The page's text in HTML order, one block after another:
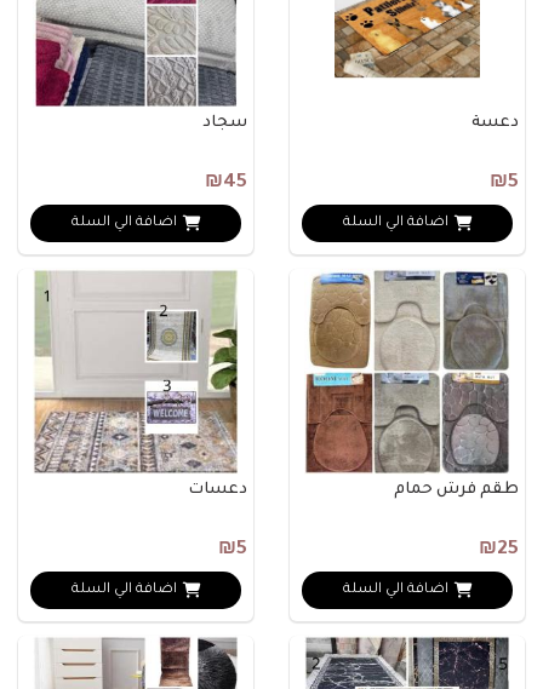
دعسة
₪5
اضافة الي السلة
سجاد
₪45
اضافة الي السلة
طقم فرش حمام
₪25
اضافة الي السلة
دعسات
₪5
اضافة الي السلة